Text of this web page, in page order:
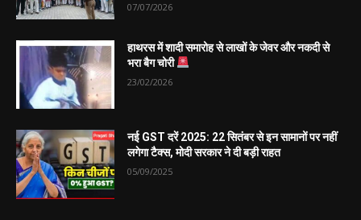
07/07/2026
हाथरस में शादी समारोह से लाखों के जेवर और नकदी से
भरा बैग चोरी
23/02/2026
नई GST दरें 2025: 22 सितंबर से इन सामानों पर नहीं
लगेगा टैक्स, मोदी सरकार ने दी बड़ी राहत
05/09/2025